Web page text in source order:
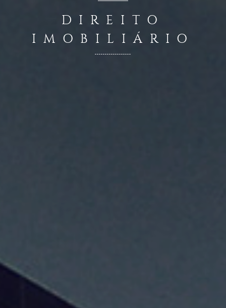
DIREITO
IMOBILIÁRIO
------------------